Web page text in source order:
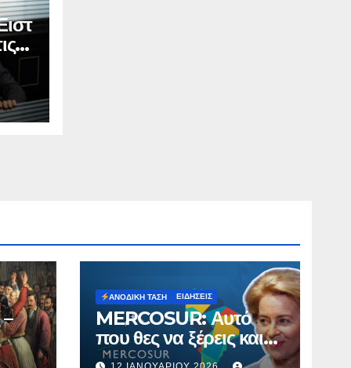
ΑΝΟΔΙΚΉ ΤΆΣΗ ΕΙΔΉΣΕΙΣ
MERCOSUR: Αυτό
που θες να ξέρεις και
δεν σου λένε.